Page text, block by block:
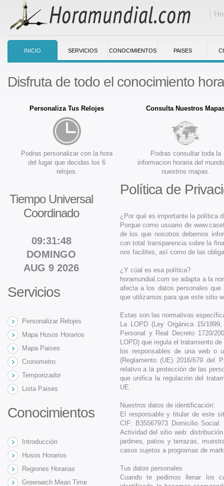
INICIO SERVICIOS CONOCIMIENTOS PAISES
Disfruta de todo el conocimiento
Personaliza Tus Relojes
Podras personalizar con la hora
del lugar que decidas los 6
relojes.
Consulta Nuestros
Podras consultar toda la
informacion horaria del
nuestros mapas.
Tiempo Universal
Coordinado
09:31:49
DOMINGO
AUG 9 2026
Servicios
Personalizar Relojes
Mapa Husos Horarios
Mapa Paises
Cronometro
Temporizador
Lista Paises
Conocimientos
Introducción
Husos Horarios
Regiones Horarias
Greenwich Mean Time
Política de
¿Por qué es importante la política
Porque como usuario de
de los que nosotros debemos
con total transparencia sobre la
nos facilites, así como de las
¿Y cúal es esa política?
horamundial.com se adapta a la
afecta a los datos personales
que utilizamos para que este sitio
Estas son las normativas
La LOPD (Ley Orgánica 15/
Personal y Real Decreto 1720/
LOPD) que regula el tratamiento
los responsables de una web o
(Reglamento (UE) 2016/679 del
relativo a la protección de las
que unifica la regulación del
UE.
Nuestros datos de identificación:
El responsable y titular de este
CIF: B35567973 Domicilio
Actividad del sitio web:
jardines, patios y terrazas,
casos sujetos a programas de
Tus datos personales
Cuando te pedimos llenar los